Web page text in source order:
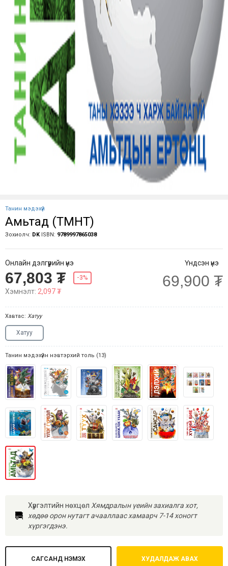
Танин мэдэхүй
Амьтад (ТМНТ)
Зохиолч: DK ISBN: 9789997865038
Онлайн дэлгүүрийн үнэ
67,803 ₮ -3%
Хэмнэлт: 2,097 ₮
Үндсэн үнэ
69,900 ₮
Хавтас: Хатуу
Хатуу
Танин мэдэхүйн нэвтэрхий толь (13)
Хүргэлтийн нөхцөл Хямдралын үеийн захиалга хот,
хөдөө орон нутагт ачааллаас хамаарч 7-14 хоногт
хүргэгдэнэ.
САГСАНД НЭМЭХ ХУДАЛДАЖ АВАХ